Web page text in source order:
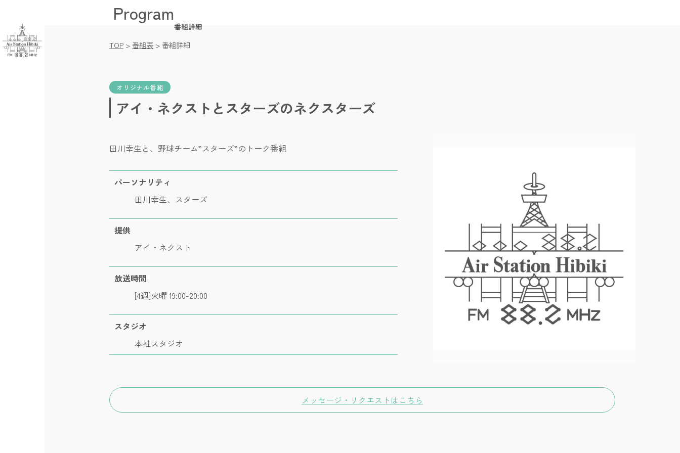
Home / トップページ
Time Table / 番組表
Message / メッセージ・リクエスト
Videos / 動画アーカイブ
Facebook / フェイスブック
Program
番組詳細
TOP >番組表 >番組詳細
オリジナル番組
アイ・ネクストとスターズのネクスターズ
田川幸生と、野球チーム”スターズ”のトーク番組
パーソナリティ
田川幸生、スターズ
提供
アイ・ネクスト
放送時間
[4週]火曜 19:00-20:00
スタジオ
本社スタジオ
メッセージ・リクエストはこちら